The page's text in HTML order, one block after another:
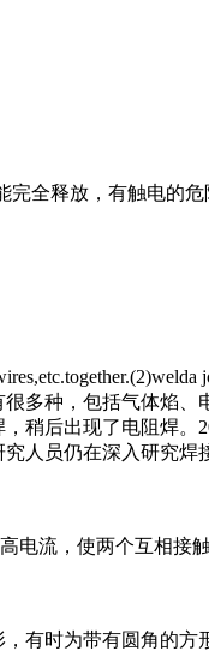
全释放，有触电的危
多种，包括气体焰
稍后出现了电阻焊
人员仍在深入研究焊
电流，使两个互相
有时为带有圆角的